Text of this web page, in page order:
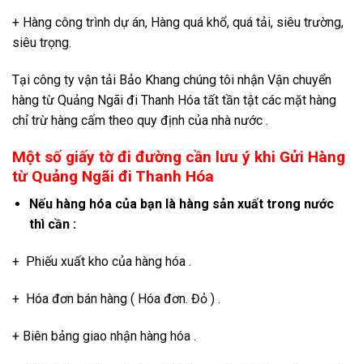
+ Hàng công trình dự án, Hàng quá khổ, quá tải, siêu trường,
siêu trọng.
Tại công ty vận tải Bảo Khang chúng tôi nhận Vận chuyển
hàng từ Quảng Ngãi đi Thanh Hóa tất tần tật các mặt hàng
chỉ trừ hàng cấm theo quy định của nhà nước .
Một số giấy tờ đi đường cần lưu ý khi Gửi Hàng
từ Quảng Ngãi đi Thanh Hóa
Nếu hàng hóa của bạn là hàng sản xuất trong nước
thì cần :
+ Phiếu xuất kho của hàng hóa .
+ Hóa đơn bán hàng ( Hóa đơn. Đỏ ) .
+ Biên bảng giao nhận hàng hóa .